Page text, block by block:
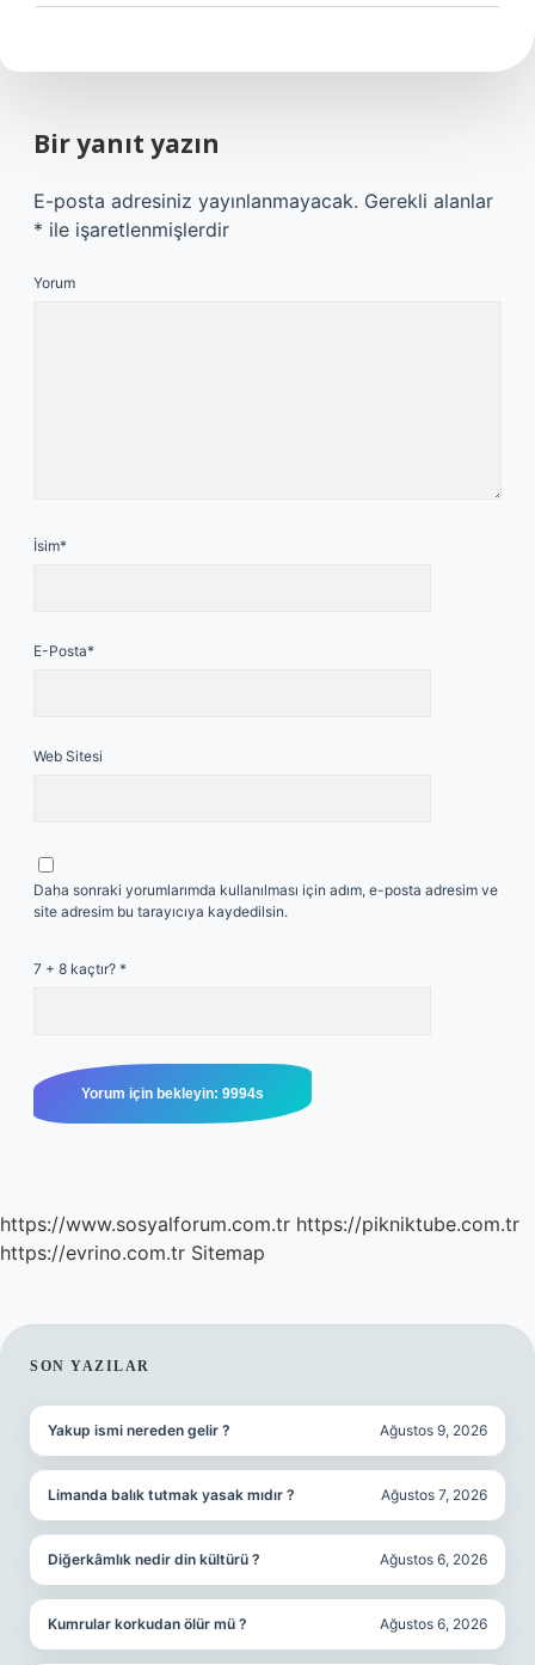
Bir yanıt yazın
E-posta adresiniz yayınlanmayacak. Gerekli alanlar
* ile işaretlenmişlerdir
Yorum
İsim*
E-Posta*
Web Sitesi
Daha sonraki yorumlarımda kullanılması için adım, e-posta adresim ve
site adresim bu tarayıcıya kaydedilsin.
7 + 8 kaçtır? *
https://www.sosyalforum.com.tr https://pikniktube.com.tr
https://evrino.com.tr Sitemap
SIDEBAR
SON YAZILAR
Yakup ismi nereden gelir ? Ağustos 9, 2026
Limanda balık tutmak yasak mıdır ? Ağustos 7, 2026
Diğerkâmlık nedir din kültürü ? Ağustos 6, 2026
Kumrular korkudan ölür mü ? Ağustos 6, 2026